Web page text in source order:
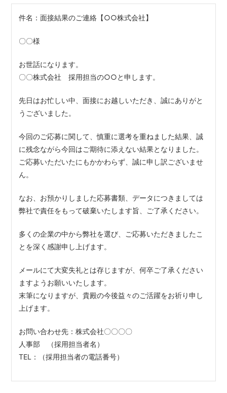
件名：面接結果のご連絡【○○株式会社】
〇〇様
お世話になります。
〇〇株式会社 採用担当の○○と申します。
先日はお忙しい中、面接にお越しいただき、誠にありがと
うございました。
今回のご応募に関して、慎重に選考を重ねました結果、誠
に残念ながら今回はご期待に添えない結果となりました。
ご応募いただいたにもかかわらず、誠に申し訳ございませ
ん。
なお、お預かりしました応募書類、データにつきましては
弊社で責任をもって破棄いたします旨、ご了承ください。
多くの企業の中から弊社を選び、ご応募いただきましたこ
とを深く感謝申し上げます。
メールにて大変失礼とは存じますが、何卒ご了承ください
ますようお願いいたします。
末筆になりますが、貴殿の今後益々のご活躍をお祈り申し
上げます。
お問い合わせ先：株式会社〇〇〇〇
人事部 （採用担当者名）
TEL：（採用担当者の電話番号）